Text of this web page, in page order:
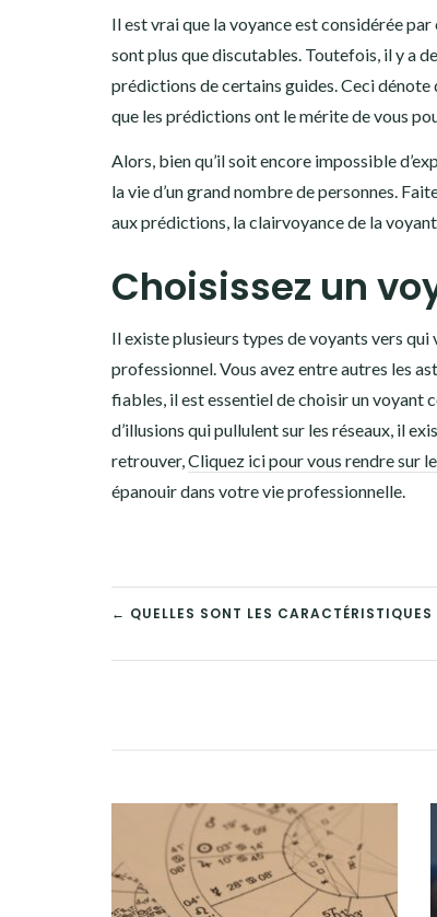
Il est vrai que la voyance est considérée
sont plus que discutables. Toutefois, il y a
prédictions de certains guides. Ceci dénote
que les prédictions ont le mérite de vous
Alors, bien qu’il soit encore impossible
la vie d’un grand nombre de personnes.
aux prédictions, la clairvoyance de la
Choisissez un
Il existe plusieurs types de voyants vers
professionnel. Vous avez entre autres les
fiables, il est essentiel de choisir un voyant
d’illusions qui pullulent sur les réseaux, il
retrouver, Cliquez ici pour vous rendre sur
épanouir dans votre vie professionnelle.
NAVIGATION
DE
← QUELLES SONT LES